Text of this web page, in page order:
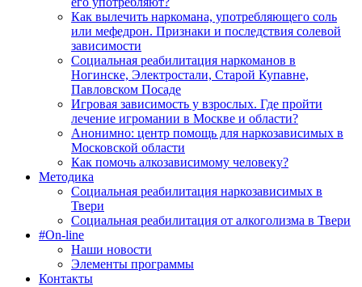
Как вылечить наркомана, употребляющего соль
или мефедрон. Признаки и последствия солевой
зависимости
Социальная реабилитация наркоманов в
Ногинске, Электростали, Старой Купавне,
Павловском Посаде
Игровая зависимость у взрослых. Где пройти
лечение игромании в Москве и области?
Анонимно: центр помощь для наркозависимых в
Московской области
Как помочь алкозависимому человеку?
Методика
Социальная реабилитация наркозависимых в
Твери
Социальная реабилитация от алкоголизма в Твери
#On-line
Наши новости
Элементы программы
Контакты